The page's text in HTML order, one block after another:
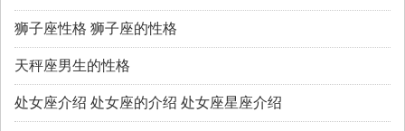
狮子座性格 狮子座的性格
天秤座男生的性格
处女座介绍 处女座的介绍 处女座星座介绍